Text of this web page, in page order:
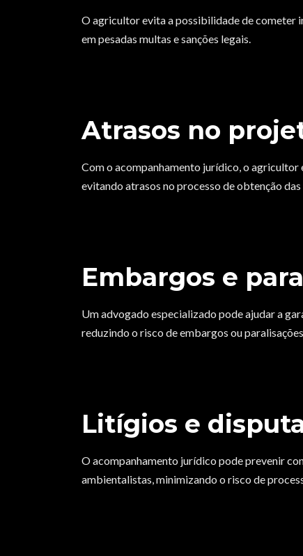
O agricultor evita a possibilidade de cometer
em pesadas multas e sanções legais.
Atrasos no
Com o acompanhamento jurídico, o agricultor
evitando atrasos no processo de obtenção das
Embargos e
Um advogado especializado pode ajudar a
reduzindo o risco de embargos ou
Litígios e
O acompanhamento jurídico pode prevenir
ambientalistas, minimizando o risco de